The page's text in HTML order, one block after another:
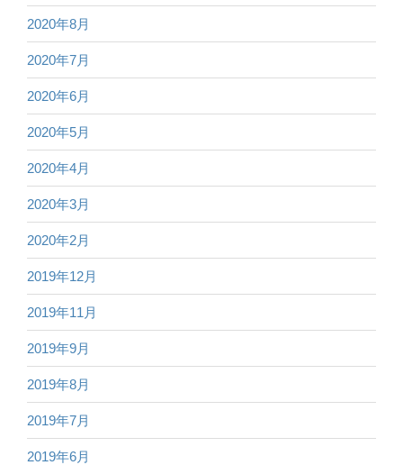
2020年8月
2020年7月
2020年6月
2020年5月
2020年4月
2020年3月
2020年2月
2019年12月
2019年11月
2019年9月
2019年8月
2019年7月
2019年6月